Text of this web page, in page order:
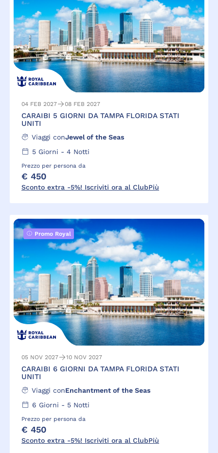
04 FEB 2027 08 FEB 2027
CARAIBI 5 GIORNI DA TAMPA FLORIDA STATI
UNITI
Viaggi conJewel of the Seas
5Giorni - 4 Notti
Prezzo per persona da
€ 450
Sconto extra -5%! Iscriviti ora al ClubPiù
Promo Royal
05 NOV 2027 10 NOV 2027
CARAIBI 6 GIORNI DA TAMPA FLORIDA STATI
UNITI
Viaggi conEnchantment of the Seas
6 Giorni - 5Notti
Prezzo per persona da
€ 450
Sconto extra -5%! Iscriviti ora al ClubPiù